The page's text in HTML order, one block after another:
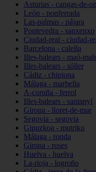
Asturias - cangas-de-
León - ponferrada
Las-palmas - pájara
Pontevedra - sanxenxo
Ciudad-real - ciudad-
Barcelona - calella
Illes-balears - maó-
Illes-balears - sóller
Cádiz - chipiona
Málaga - marbella
A-coruña - ferrol
Illes-balears - santanyí
Girona - lloret-de-mar
Segovia - segovia
Gipuzkoa - mutriku
Málaga - ronda
Girona - roses
Huelva - huelva
La-rioja - logroño